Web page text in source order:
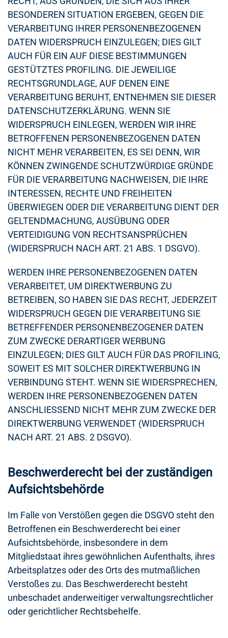
BESONDEREN SITUATION ERGEBEN, GEGEN DIE
VERARBEITUNG IHRER PERSONENBEZOGENEN
DATEN WIDERSPRUCH EINZULEGEN; DIES GILT
AUCH FÜR EIN AUF DIESE BESTIMMUNGEN
GESTÜTZTES PROFILING. DIE JEWEILIGE
RECHTSGRUNDLAGE, AUF DENEN EINE
VERARBEITUNG BERUHT, ENTNEHMEN SIE DIESER
DATENSCHUTZERKLÄRUNG. WENN SIE
WIDERSPRUCH EINLEGEN, WERDEN WIR IHRE
BETROFFENEN PERSONENBEZOGENEN DATEN
NICHT MEHR VERARBEITEN, ES SEI DENN, WIR
KÖNNEN ZWINGENDE SCHUTZWÜRDIGE GRÜNDE
FÜR DIE VERARBEITUNG NACHWEISEN, DIE IHRE
INTERESSEN, RECHTE UND FREIHEITEN
ÜBERWIEGEN ODER DIE VERARBEITUNG DIENT DER
GELTENDMACHUNG, AUSÜBUNG ODER
VERTEIDIGUNG VON RECHTSANSPRÜCHEN
(WIDERSPRUCH NACH ART. 21 ABS. 1 DSGVO).
WERDEN IHRE PERSONENBEZOGENEN DATEN
VERARBEITET, UM DIREKTWERBUNG ZU
BETREIBEN, SO HABEN SIE DAS RECHT, JEDERZEIT
WIDERSPRUCH GEGEN DIE VERARBEITUNG SIE
BETREFFENDER PERSONENBEZOGENER DATEN
ZUM ZWECKE DERARTIGER WERBUNG
EINZULEGEN; DIES GILT AUCH FÜR DAS PROFILING,
SOWEIT ES MIT SOLCHER DIREKTWERBUNG IN
VERBINDUNG STEHT. WENN SIE WIDERSPRECHEN,
WERDEN IHRE PERSONENBEZOGENEN DATEN
ANSCHLIESSEND NICHT MEHR ZUM ZWECKE DER
DIREKTWERBUNG VERWENDET (WIDERSPRUCH
NACH ART. 21 ABS. 2 DSGVO).
Beschwerde­recht bei der zuständigen
Aufsichts­behörde
Im Falle von Verstößen gegen die DSGVO steht den
Betroffenen ein Beschwerderecht bei einer
Aufsichtsbehörde, insbesondere in dem
Mitgliedstaat ihres gewöhnlichen Aufenthalts, ihres
Arbeitsplatzes oder des Orts des mutmaßlichen
Verstoßes zu. Das Beschwerderecht besteht
unbeschadet anderweitiger verwaltungsrechtlicher
oder gerichtlicher Rechtsbehelfe.